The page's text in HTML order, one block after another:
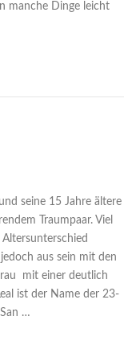
manche Dinge leicht
seine 15 Jahre ältere
Traumpaar. Viel
aus sein mit den
mit einer deutlich
ist der Name der 23-
…